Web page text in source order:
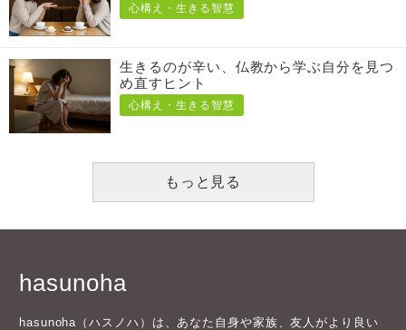
心構え・生きる智慧
生きるのが辛い、仏教から学ぶ自分を見つ
め直すヒント
心構え・生きる智慧
もっと見る
hasunoha
hasunoha（ハスノハ）は、あなた自身や家族、友人がより良い